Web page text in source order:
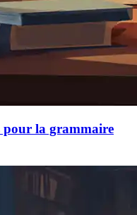
pour la grammaire